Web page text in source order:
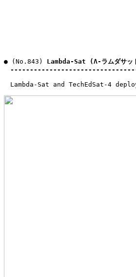
● (No.843) Lambda-Sat (Λ-ラムダサッ
Lambda-Sat and TechEdSat-4